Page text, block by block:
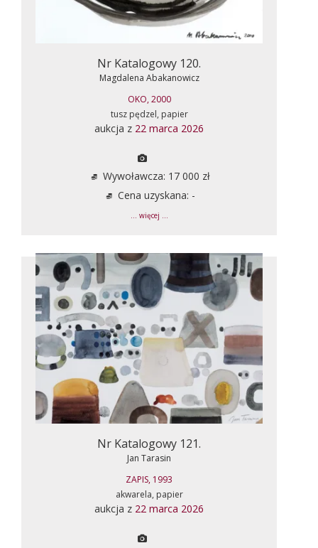
Nr Katalogowy 120.
Magdalena Abakanowicz
OKO, 2000
tusz pędzel, papier
aukcja z 22 marca 2026
Wywoławcza: 17 000 zł
Cena uzyskana: -
... więcej ...
Nr Katalogowy 121.
Jan Tarasin
ZAPIS, 1993
akwarela, papier
aukcja z 22 marca 2026